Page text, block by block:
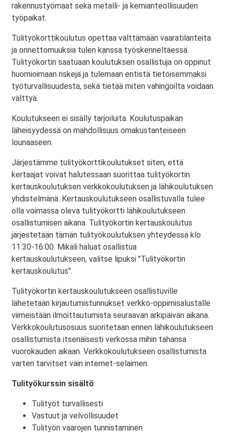
rakennustyömaat sekä metalli- ja kemianteollisuuden
työpaikat.
Tulityökorttikoulutus opettaa välttämään vaaratilanteita
ja onnettomuuksia tulen kanssa työskenneltäessä.
Tulityökortin saatuaan koulutuksen osallistuja on oppinut
huomioimaan riskejä ja tulemaan entistä tietoisemmaksi
työturvallisuudesta, sekä tietää miten vahingoilta voidaan
välttyä.
Koulutukseen ei sisälly tarjoiluita. Koulutuspaikan
läheisyydessä on mahdollisuus omakustanteiseen
lounaaseen.
Järjestämme tulityökorttikoulutukset siten, että
kertaajat voivat halutessaan suorittaa tulityökortin
kertauskoulutuksen verkkokoulutuksen ja lähikoulutuksen
yhdistelmänä. Kertauskoulutukseen osallistuvalla tulee
olla voimassa oleva tulityökortti lähikoulutukseen
osallistumisen aikana. Tulityökortin kertauskoulutus
järjestetään tämän tulityökoulutuksen yhteydessä klo
11:30-16:00. Mikäli haluat osallistua
kertauskoulutukseen, valitse lipuksi "Tulityökortin
kertauskoulutus".
Tulityökortin kertauskoulutukseen osallistuville
lähetetään kirjautumistunnukset verkko-oppimisalustalle
viimeistään ilmoittautumista seuraavan arkipäivän aikana.
Verkkokoulutusosuus suoritetaan ennen lähikoulutukseen
osallistumista itsenäisesti verkossa mihin tahansa
vuorokauden aikaan. Verkkokoulutukseen osallistumista
varten tarvitset vain internet-selaimen.
Tulityökurssin sisältö
Tulityöt turvallisesti
Vastuut ja velvollisuudet
Tulityön vaarojen tunnistaminen